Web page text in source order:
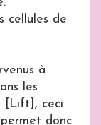
cellules de
à
les
[Lift], ceci
donc